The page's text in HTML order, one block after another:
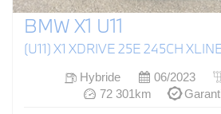
BMW X1 U11
(U11) X1 XDRIVE 25E 245CH
Hybride 06/2023
72 301km